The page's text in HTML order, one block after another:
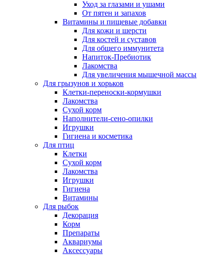
Уход за глазами и ушами
От пятен и запахов
Витамины и пищевые добавки
Для кожи и шерсти
Для костей и суставов
Для общего иммунитета
Напиток-Пребиотик
Лакомства
Для увеличения мышечной массы
Для грызунов и хорьков
Клетки-переноски-кормушки
Лакомства
Сухой корм
Наполнители-сено-опилки
Игрушки
Гигиена и косметика
Для птиц
Клетки
Сухой корм
Лакомства
Игрушки
Гигиена
Витамины
Для рыбок
Декорация
Корм
Препараты
Аквариумы
Аксессуары